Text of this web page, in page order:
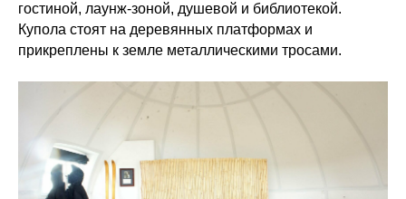
гостиной, лаунж-зоной, душевой и библиотекой.
Купола стоят на деревянных платформах и
прикреплены к земле металлическими тросами.